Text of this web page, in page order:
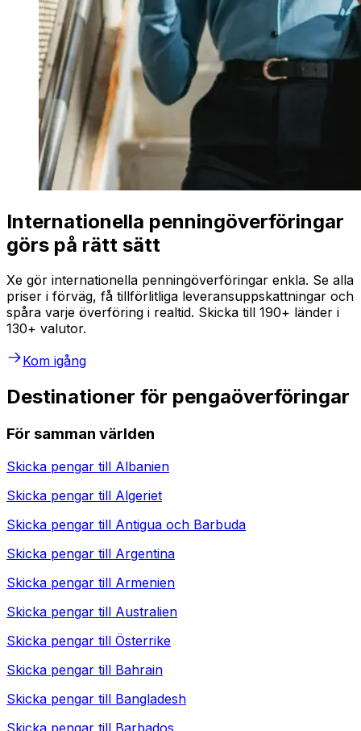
Internationella penningöverföringar
görs på rätt sätt
Xe gör internationella penningöverföringar enkla. Se alla
priser i förväg, få tillförlitliga leveransuppskattningar och
spåra varje överföring i realtid. Skicka till 190+ länder i
130+ valutor.
Kom igång
Destinationer för pengaöverföringar
För samman världen
Skicka pengar till Albanien
Skicka pengar till Algeriet
Skicka pengar till Antigua och Barbuda
Skicka pengar till Argentina
Skicka pengar till Armenien
Skicka pengar till Australien
Skicka pengar till Österrike
Skicka pengar till Bahrain
Skicka pengar till Bangladesh
Skicka pengar till Barbados